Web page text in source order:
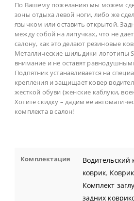
По Вашему пожеланию мы можем
зоны отдыха левой ноги, либо же
язычком или оставить открытой.
между собой на липучках, что не
салону, как это делают резиновые
Металлические шильдики-логотипы
внимание и не оставят
Подпятник устанавливается на
крепления и защищает ковер
жесткой обуви (женские каблуки,
Хотите скидку – дадим ее
комплекта в салон!
Комплектация Водительский
коврик,
Комплект
задних